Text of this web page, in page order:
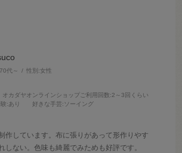
70代～ 性別:女性
オカダヤオンラインショップご利用回数:2～3回くらい
:あり 好きな手芸:ソーイング
作しています。布に張りがあって形作りやす
しない。色味も綺麗でみためも好評です。